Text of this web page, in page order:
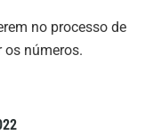
no processo de
os números.